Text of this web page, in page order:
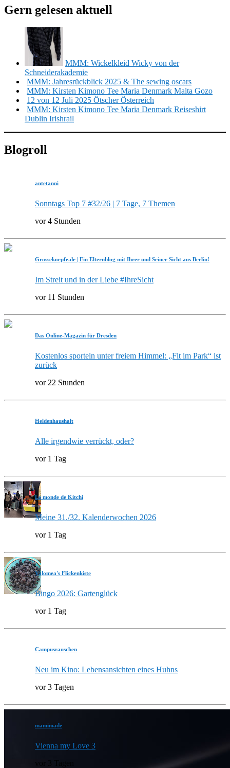
Gern gelesen aktuell
MMM: Wickelkleid Wicky von der
Schneiderakademie
MMM: Jahresrückblick 2025 & The sewing oscars
MMM: Kirsten Kimono Tee Maria Denmark Malta Gozo
12 von 12 Juli 2025 Ötscher Österreich
MMM: Kirsten Kimono Tee Maria Denmark Reiseshirt
Dublin Irishrail
Blogroll
antetanni
Sonntags Top 7 #32/26 | 7 Tage, 7 Themen
vor 4 Stunden
Grossekoepfe.de | Ein Elternblog mit Ihrer und Seiner Sicht aus Berlin!
Im Streit und in der Liebe #IhreSicht
vor 11 Stunden
Das Online-Magazin für Dresden
Kostenlos sporteln unter freiem Himmel: „Fit im Park“ ist
zurück
vor 22 Stunden
Heldenhaushalt
Alle irgendwie verrückt, oder?
vor 1 Tag
Le monde de Kitchi
Meine 31./32. Kalenderwochen 2026
vor 1 Tag
Valomea's Flickenkiste
Bingo 2026: Gartenglück
vor 1 Tag
Campusrauschen
Neu im Kino: Lebensansichten eines Huhns
vor 3 Tagen
mamimade
Vienna my Love 3
vor 3 Tagen